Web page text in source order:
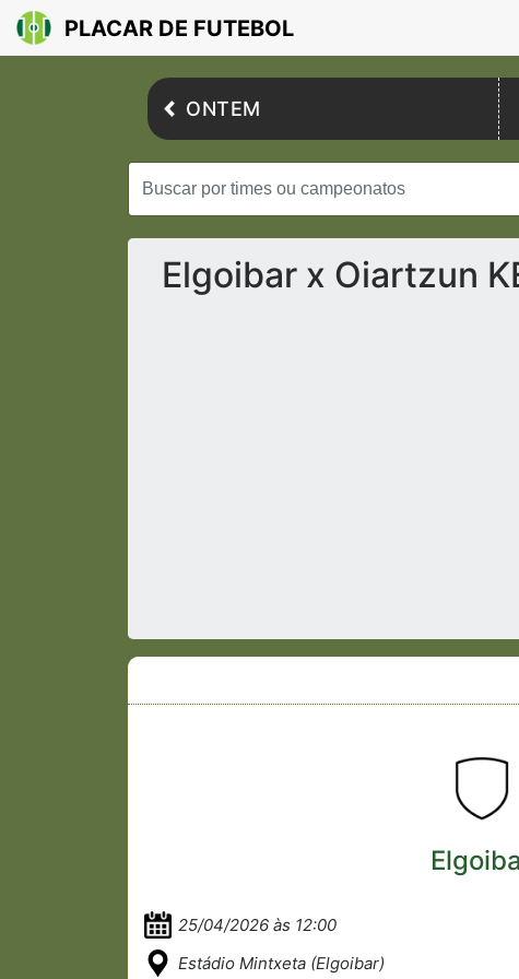
PLACAR DE FUTEBOL
ONTEM
Elgoibar x Oiartzun
25/04/2026 às 12:00
Estádio Mintxeta (Elgoibar)